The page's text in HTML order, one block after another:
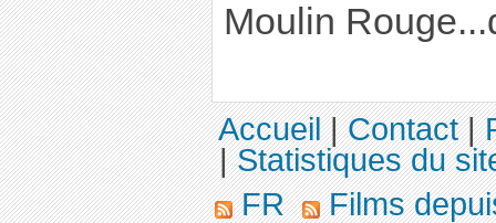
Moulin
Accueil|Contact|
|Statistiques du
FR
Films